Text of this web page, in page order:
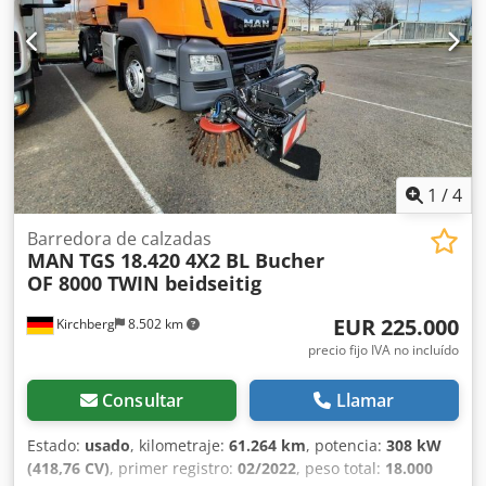
1 /4
Kirchberg 8.502 km
Barredora de calzadas
MAN TGS 18.420 4X2 BL Bucher
OF 8000 TWIN beidseitig
EUR 225.000
precio fijo IVA no incluído
Consultar Llamar
Estado: usado, kilometraje: 61.264 km, potencia: 308 kW
(418,76 CV), primer registro: 02/2022, peso total: 18.000